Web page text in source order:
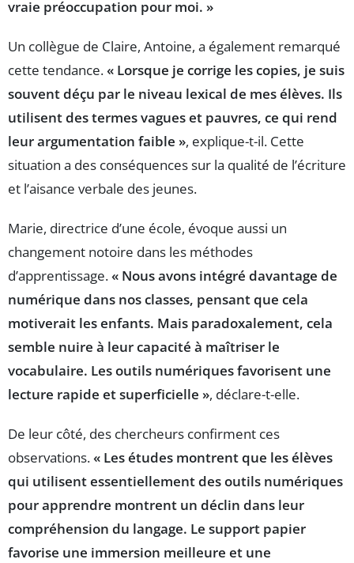
vraie préoccupation pour moi. »
Un collègue de Claire, Antoine, a également remarqué
cette tendance.« Lorsque je corrige les copies, je suis
souvent déçu par le niveau lexical de mes élèves. Ils
utilisent des termes vagues et pauvres, ce qui rend
leur argumentation faible », explique-t-il. Cette
situation a des conséquences sur la qualité de l’écriture
et l’aisance verbale des jeunes.
Marie, directrice d’une école, évoque aussi un
changement notoire dans les méthodes
d’apprentissage.« Nous avons intégré davantage de
numérique dans nos classes, pensant que cela
motiverait les enfants. Mais paradoxalement, cela
semble nuire à leur capacité à maîtriser le
vocabulaire. Les outils numériques favorisent une
lecture rapide et superficielle », déclare-t-elle.
De leur côté, des chercheurs confirment ces
observations.« Les études montrent que les élèves
qui utilisent essentiellement des outils numériques
pour apprendre montrent un déclin dans leur
compréhension du langage. Le support papier
favorise une immersion meilleure et une